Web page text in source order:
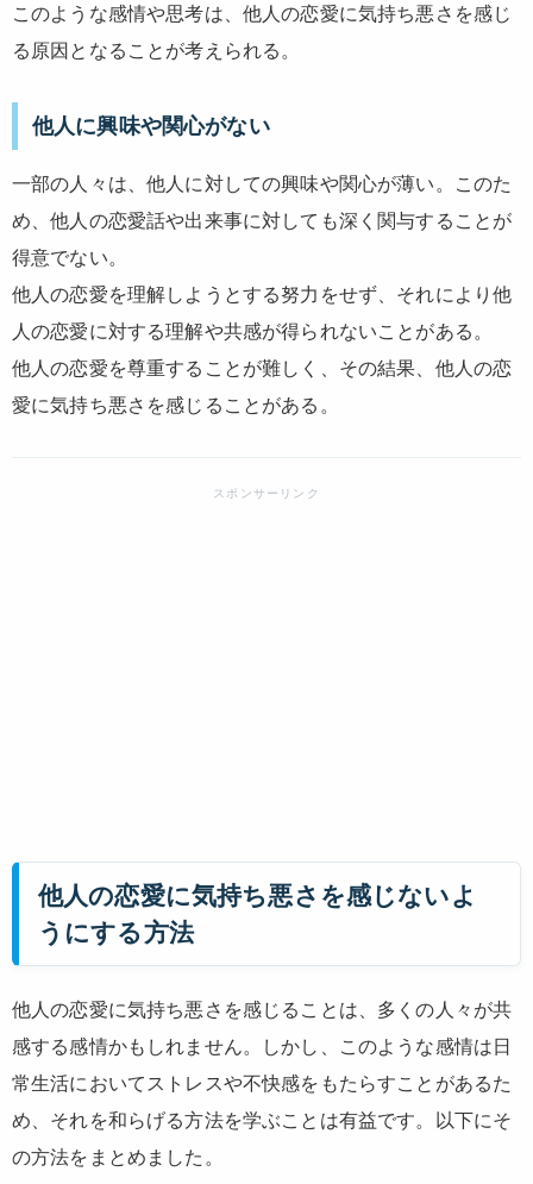
このような感情や思考は、他人の恋愛に気持ち悪さを感じ
る原因となることが考えられる。
他人に興味や関心がない
一部の人々は、他人に対しての興味や関心が薄い。このた
め、他人の恋愛話や出来事に対しても深く関与することが
得意でない。
他人の恋愛を理解しようとする努力をせず、それにより他
人の恋愛に対する理解や共感が得られないことがある。
他人の恋愛を尊重することが難しく、その結果、他人の恋
愛に気持ち悪さを感じることがある。
他人の恋愛に気持ち悪さを感じないよ
うにする方法
他人の恋愛に気持ち悪さを感じることは、多くの人々が共
感する感情かもしれません。しかし、このような感情は日
常生活においてストレスや不快感をもたらすことがあるた
め、それを和らげる方法を学ぶことは有益です。以下にそ
の方法をまとめました。